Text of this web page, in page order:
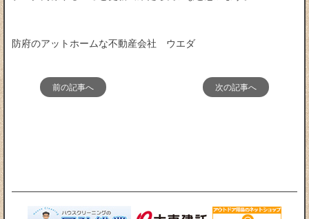
防府のアットホームな不動産会社 ウエダ
前の記事へ 次の記事へ